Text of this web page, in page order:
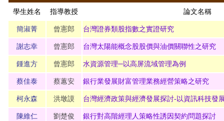
學生姓名 指導教授 論文名稱
簡淑菁 曾憲郎 台灣證券類股指數之實證研究
謝志幸 曾憲郎 台灣太陽能概念股股價與油價關聯性之研究
鍾進方 曾憲郎 水資源管理─以高屏流域管理為例
蔡佳泰 蔡蕙安 銀行業發展財富管理業務經營策略之研究
柯永森 洪墩謨 台灣經濟政策與經濟發展探討-以資訊科技發
陳維仁 劉楚俊 銀行對高階經理人策略性誘因契約問題探討